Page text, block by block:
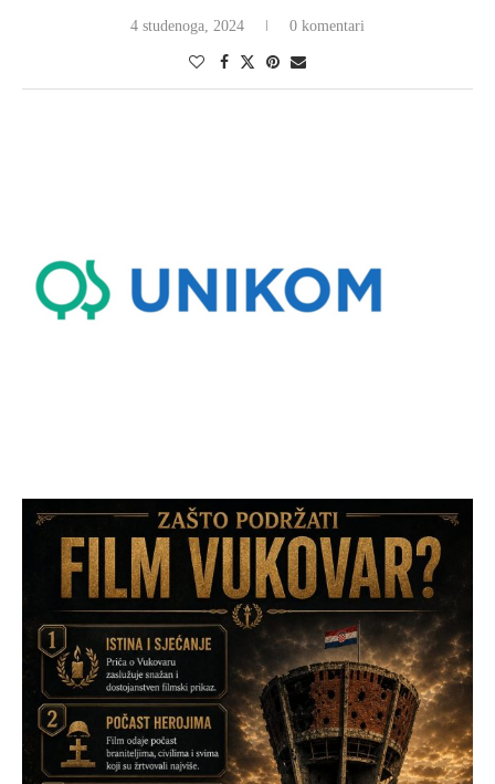
4 studenoga, 2024 0 komentari